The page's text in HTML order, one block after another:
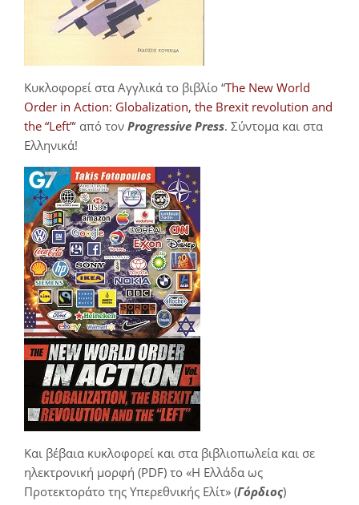
Κυκλοφορεί στα Αγγλικά το βιβλίο “The New World
Order in Action: Globalization, the Brexit revolution and
the “Left”‘ από τον Progressive Press. Σύντομα και στα
Ελληνικά!
Και βέβαια κυκλοφορεί και στα βιβλιοπωλεία και σε
ηλεκτρονική μορφή (PDF) το «Η Ελλάδα ως
Προτεκτοράτο της Υπερεθνικής Ελίτ» (Γόρδιος)